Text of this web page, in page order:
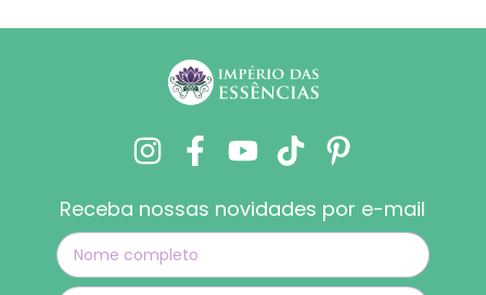
Receba nossas novidades por e-mail